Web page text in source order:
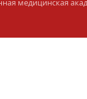
медицинская